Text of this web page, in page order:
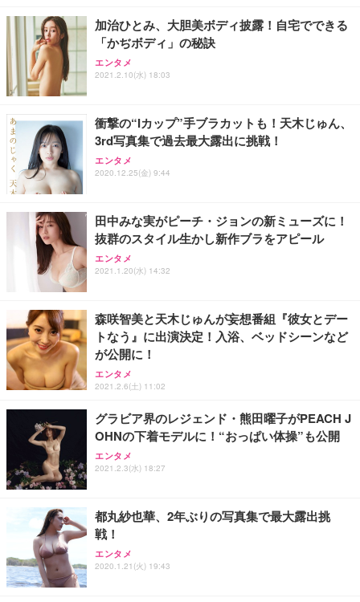
加治ひとみ、大胆美ボディ披露！自宅でできる
「かぢボディ」の秘訣
エンタメ
2021.2.10(水) 18:03
衝撃の“Iカップ”手ブラカットも！天木じゅん、
3rd写真集で過去最大露出に挑戦！
エンタメ
2020.12.25(金) 9:44
田中みな実がピーチ・ジョンの新ミューズに！
抜群のスタイル生かし新作ブラをアピール
エンタメ
2021.1.20(水) 14:32
森咲智美と天木じゅんが妄想番組『彼女とデー
トなう』に出演決定！入浴、ベッドシーンなど
が公開に！
エンタメ
2021.2.6(土) 11:02
グラビア界のレジェンド・熊田曜子がPEACH J
OHNの下着モデルに！“おっぱい体操”も公開
エンタメ
2021.2.3(水) 18:27
都丸紗也華、2年ぶりの写真集で最大露出挑
戦！
エンタメ
2020.1.21(火) 19:43